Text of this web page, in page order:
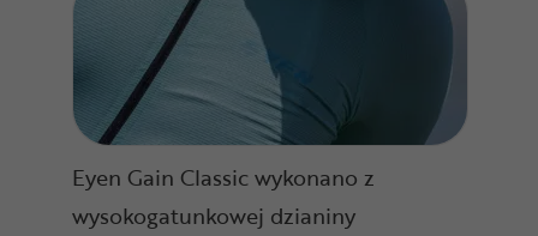
Eyen Gain Classic wykonano z
wysokogatunkowej dzianiny